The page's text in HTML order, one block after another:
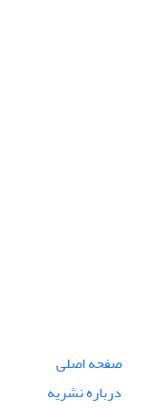
صفحه اصلی
درباره نشریه